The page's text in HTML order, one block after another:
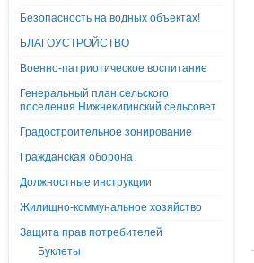
Безопасность на водных объектах!
БЛАГОУСТРОЙСТВО
Военно-патриотическое воспитание
Генеральный план сельского
поселения Нижнекигинский сельсовет
Градостроительное зонирование
Гражданская оборона
Должностные инструкции
Жилищно-коммунальное хозяйство
Защита прав потребителей
Буклеты